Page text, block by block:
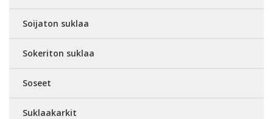
Soijaton suklaa
Sokeriton suklaa
Soseet
Suklaakarkit